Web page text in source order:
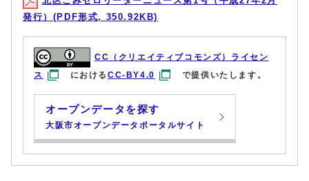
発行）(PDF形式, 350.92KB)
CC（クリエイティブコモンズ）ライセン
ス
におけるCC-BY4.0 で提供いたします。
オープンデータを探す
大阪市オープンデータポータルサイト